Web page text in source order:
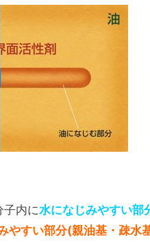
子内に水になじみやすい部
やすい部分(親油基・疎水